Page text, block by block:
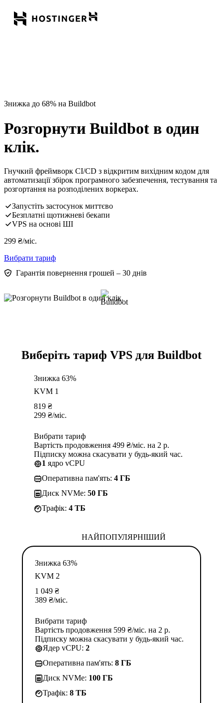
Знижка до 68% на Buildbot
Розгорнути Buildbot в один
клік.
Гнучкий фреймворк CI/CD з відкритим вихідним кодом для
автоматизації збірок програмного забезпечення, тестування та
розгортання на розподілених воркерах.
Запустіть застосунок миттєво
Безплатні щотижневі бекапи
VPS на основі ШІ
299 ₴/міс.
Вибрати тариф
Гарантія повернення грошей – 30 днів
Виберіть тариф VPS для Buildbot
Знижка 63%
KVM 1
819 ₴
299 ₴/міс.
Вибрати тариф
Вартість продовження 499 ₴/міс. на 2 р.
Підписку можна скасувати у будь-який час.
1 ядро vCPU
Оперативна пам'ять: 4 ГБ
Диск NVMe: 50 ГБ
Трафік: 4 TБ
НАЙПОПУЛЯРНІШИЙ
Знижка 63%
KVM 2
1 049 ₴
389 ₴/міс.
Вибрати тариф
Вартість продовження 599 ₴/міс. на 2 р.
Підписку можна скасувати у будь-який час.
Ядер vCPU: 2
Оперативна пам'ять: 8 ГБ
Диск NVMe: 100 ГБ
Трафік: 8 TБ